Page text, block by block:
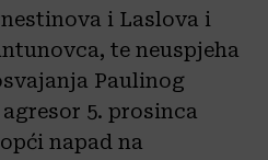
i Laslova i
te neuspjeha
Paulinog
5. prosinca
napad na